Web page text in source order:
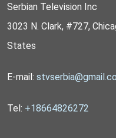
Serbian Television Inc
3023 N. Clark, #727,
States
E-mail:
Tel: +18664826272